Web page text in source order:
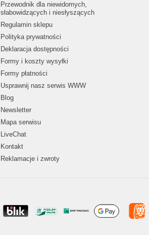
Przewodnik dla niewidomych,
słabowidzących i niesłyszących
Regulamin sklepu
Polityka prywatności
Deklaracja dostępności
Formy i koszty wysyłki
Formy płatności
Usprawnij nasz serwis WWW
Blog
Newsletter
Mapa serwisu
LiveChat
Kontakt
Reklamacje i zwroty